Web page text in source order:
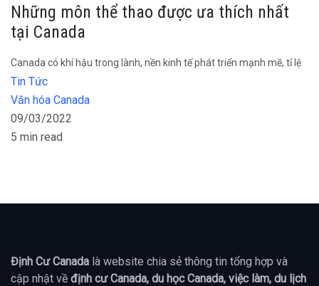
Những môn thể thao được ưa thích nhất
tại Canada
Canada có khí hậu trong lành, nền kinh tế phát triển mạnh mẽ, tỉ lệ
Tin Tức
Văn hóa Canada
09/03/2022
5 min read
Định Cư Canada là website chia sẻ thông tin tổng hợp và
cập nhật về định cư Canada, du học Canada, việc làm, du lịch